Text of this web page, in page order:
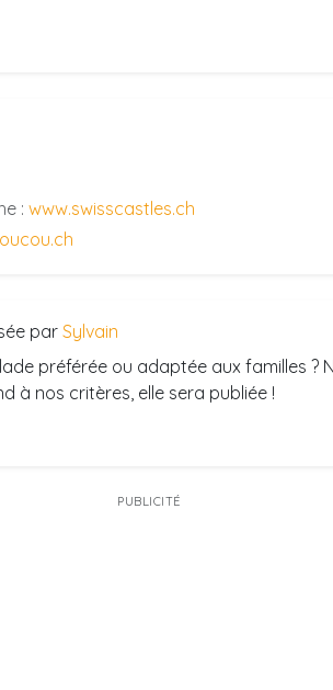
: www.swisscastles.ch
par Sylvain
préférée ou adaptée aux familles ?
à nos critères, elle sera publiée !
PUBLICITÉ